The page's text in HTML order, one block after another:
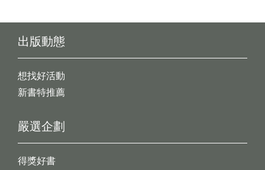
出版動態
想找好活動
新書特推薦
嚴選企劃
得獎好書